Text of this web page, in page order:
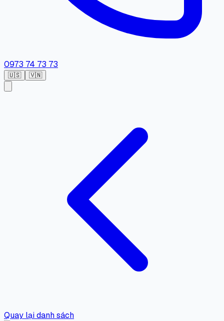
0973 74 73 73
🇺🇸 🇻🇳
Quay lại danh sách